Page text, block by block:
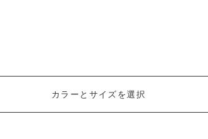
カラーとサイズを選択